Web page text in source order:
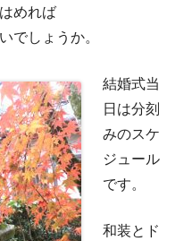
めれば
でしょうか。
結婚式当
日は分刻
みのスケ
ジュール
です。
和装とド